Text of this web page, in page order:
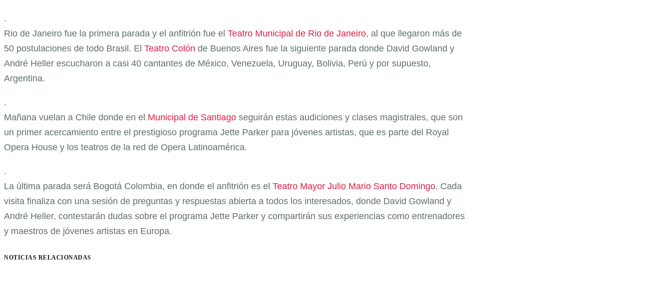
.
Rio de Janeiro fue la primera parada y el anfitrión fue el Teatro Municipal de Rio de Janeiro, al que llegaron más de
50 postulaciones de todo Brasil. El Teatro Colón de Buenos Aires fue la siguiente parada donde David Gowland y
André Heller escucharon a casi 40 cantantes de México, Venezuela, Uruguay, Bolivia, Perú y por supuesto,
Argentina.
.
Mañana vuelan a Chile donde en el Municipal de Santiago seguirán estas audiciones y clases magistrales, que son
un primer acercamiento entre el prestigioso programa Jette Parker para jóvenes artistas, que es parte del Royal
Opera House y los teatros de la red de Opera Latinoamérica.
.
La última parada será Bogotá Colombia, en donde el anfitrión es el Teatro Mayor Julio Mario Santo Domingo. Cada
visita finaliza con una sesión de preguntas y respuestas abierta a todos los interesados, donde David Gowland y
André Heller, contestarán dudas sobre el programa Jette Parker y compartirán sus experiencias como entrenadores
y maestros de jóvenes artistas en Europa.
NOTICIAS RELACIONADAS